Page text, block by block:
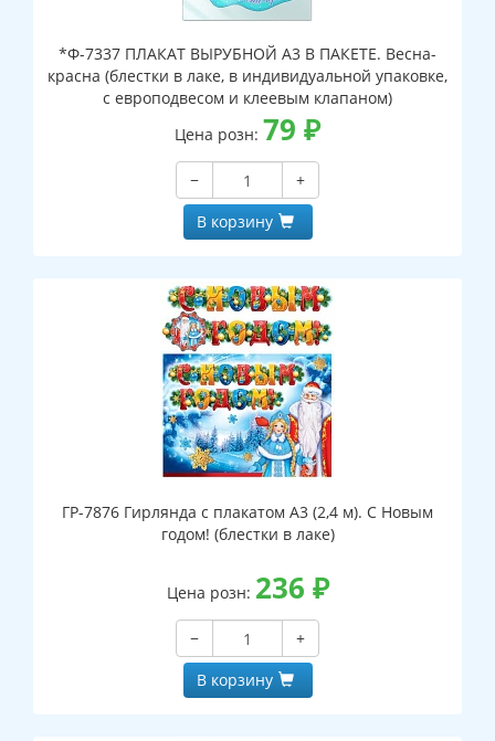
*Ф-7337 ПЛАКАТ ВЫРУБНОЙ А3 В ПАКЕТЕ. Весна-
красна (блестки в лаке, в индивидуальной упаковке,
с европодвесом и клеевым клапаном)
Цена розн: 79 ₽
−
+
В корзину
ГР-7876 Гирлянда с плакатом А3 (2,4 м). С Новым
годом! (блестки в лаке)
Цена розн: 236 ₽
−
+
В корзину